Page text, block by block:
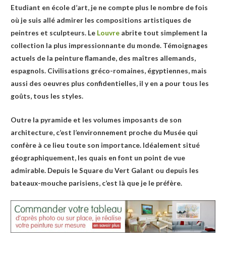
Etudiant en école d’art, je ne compte plus le nombre de fois
où je suis allé admirer les compositions artistiques de
peintres et sculpteurs. Le Louvre abrite tout simplement la
collection la plus impressionnante du monde. Témoignages
actuels de la peinture flamande, des maîtres allemands,
espagnols. Civilisations gréco-romaines, égyptiennes, mais
aussi des oeuvres plus confidentielles, il y en a pour tous les
goûts, tous les styles.
Outre la pyramide et les volumes imposants de son
architecture, c’est l’environnement proche du Musée qui
confère à ce lieu toute son importance. Idéalement situé
géographiquement, les quais en font un point de vue
admirable. Depuis le Square du Vert Galant ou depuis les
bateaux-mouche parisiens, c’est là que je le préfère.